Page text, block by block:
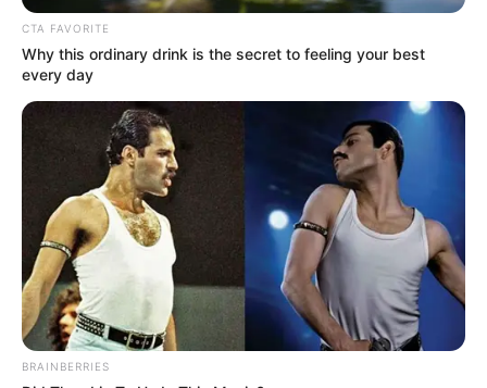
Diangkat dari Kisah
Rakyat, Ini 4 Fakta
Menarik Nyi Roro Kidul
MNCTV
CTA FAVORITE
Why this ordinary drink is the secret to feeling your best
every day
BRAINBERRIES